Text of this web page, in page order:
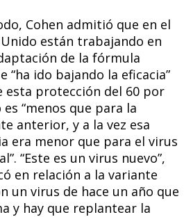
Cohen admitió que en el
Unido están trabajando en
de la fórmula
“ha ido bajando la eficacia”
esta protección del 60 por
“menos que para la
anterior, y a la vez esa
era menor que para el virus
“Este es un virus nuevo”,
en relación a la variante
un virus de hace un año que
y hay que replantear la